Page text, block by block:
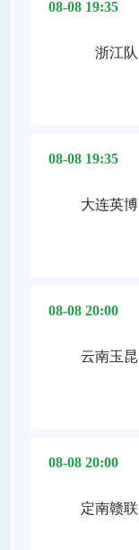
08-08 19:35
浙江队
08-08 19:35
大连英博
08-08 20:00
云南玉昆
08-08 20:00
定南赣联